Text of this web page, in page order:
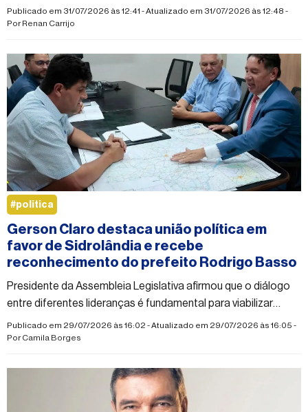
rede de proteção e ações urgentes para conter a escalada
da violência.
Publicado em 31/07/2026 às 12:41 - Atualizado em 31/07/2026 às 12:48 -
Por Renan Carrijo
Gerson Claro destaca união política em
favor de Sidrolândia e recebe
reconhecimento do prefeito Rodrigo Basso
Presidente da Assembleia Legislativa afirmou que o diálogo
entre diferentes lideranças é fundamental para viabilizar
obras e investimentos no município
Publicado em 29/07/2026 às 16:02 - Atualizado em 29/07/2026 às 16:05 -
PorCamila Borges
#politica